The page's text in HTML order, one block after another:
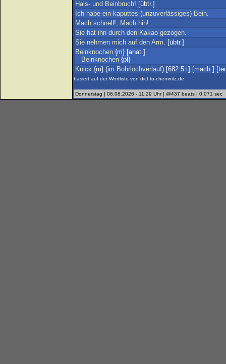
Hals- und Beinbruch! [übtr.]
Ich habe ein kaputtes (unzuverlässiges) Bein.
Mach schnell !; Mach hin!
Sie hat ihn durch den Kakao gezogen.
Sie nehmen mich auf den Arm. [übtr.]
Beinknochen {m} [anat.]
Beinknochen {pl}
Knick {m} (im Bohrlochverlauf) [682.5+] [mach.]
basiert auf der Wortliste von dict.tu-chemnitz.de
Donnerstag | 06.08.2026 - 11:29 Uhr | @437 beats | 0.071 sec